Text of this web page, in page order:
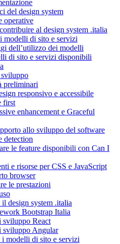
del design system
operative
al design system .italia
modelli di sito e servizi
dell’utilizzo dei modelli
di sito e servizi disponibili
preliminari
responsivo e accessibile
first
enhancement e Graceful
allo sviluppo del software
detection
le feature disponibili con Can I
e risorse per CSS e JavaScript
browser
le prestazioni
design system .italia
Bootstrap Italia
React
sviluppo Angular
modelli di sito e servizi